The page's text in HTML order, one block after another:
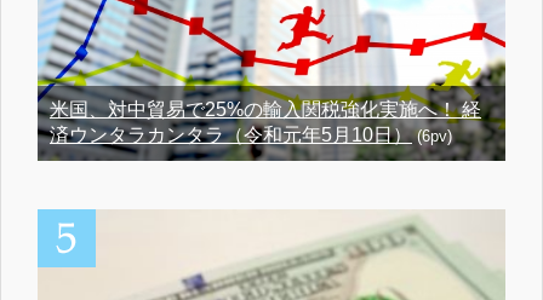
米国、対中貿易で25%の輸入関税強化実施へ！ 経
済ウンタラカンタラ（令和元年5月10日）(6pv)